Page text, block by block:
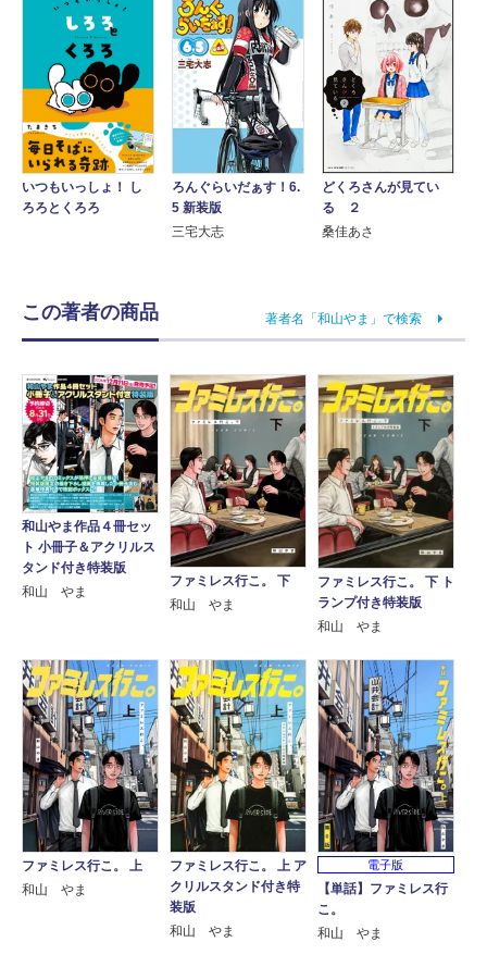
いつもいっしょ！ し
ろろとくろろ
ろんぐらいだぁす！6.
5 新装版
三宅大志
どくろさんが見てい
る ２
桑佳あさ
この著者の商品 著者名「和山やま」で検索
和山やま作品４冊セッ
ト 小冊子＆アクリルス
タンド付き特装版
和山 やま
ファミレス行こ。 下
和山 やま
ファミレス行こ。 下 ト
ランプ付き特装版
和山 やま
ファミレス行こ。 上
和山 やま
ファミレス行こ。 上 ア
クリルスタンド付き特
装版
和山 やま
電子版
【単話】ファミレス行
こ。
和山 やま